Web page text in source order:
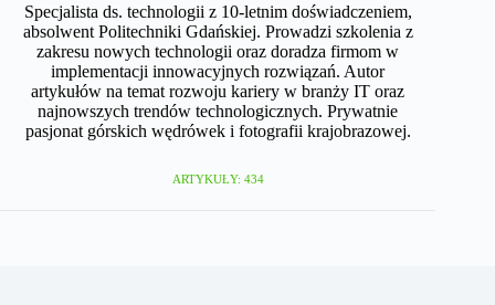
Specjalista ds. technologii z 10-letnim doświadczeniem,
absolwent Politechniki Gdańskiej. Prowadzi szkolenia z
zakresu nowych technologii oraz doradza firmom w
implementacji innowacyjnych rozwiązań. Autor
artykułów na temat rozwoju kariery w branży IT oraz
najnowszych trendów technologicznych. Prywatnie
pasjonat górskich wędrówek i fotografii krajobrazowej.
ARTYKUŁY: 434